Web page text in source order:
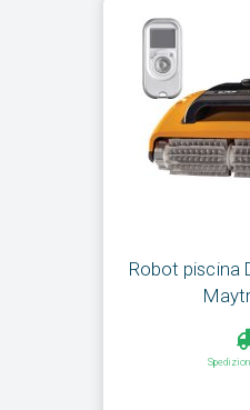
Robot piscina